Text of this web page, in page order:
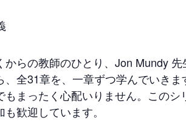
からの教師のひとり、Jon Mundy
、全31章を、一章ずつ学んでいき
まったく心配いりません。このシ
歓迎しています。